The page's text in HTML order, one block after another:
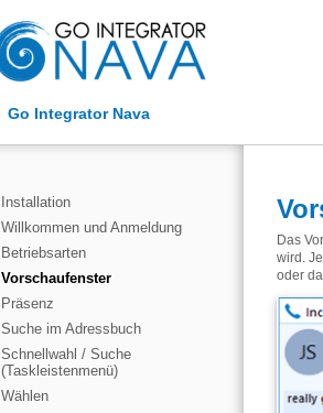
Go Integrator Nava
Installation
Willkommen und Anmeldung
Betriebsarten
Vorschaufenster
Präsenz
Suche im Adressbuch
Schnellwahl / Suche
(Taskleistenmenü)
Wählen
Das
wird.
oder